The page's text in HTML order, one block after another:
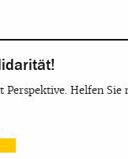
Perspektive. Helfen